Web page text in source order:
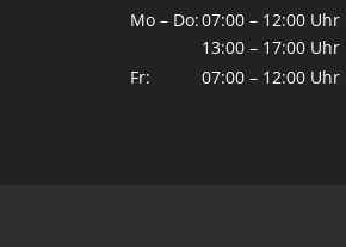
Mo – Do:07:00 – 12:00 Uhr
13:00 – 17:00 Uhr
Fr:
07:00 – 12:00 Uhr